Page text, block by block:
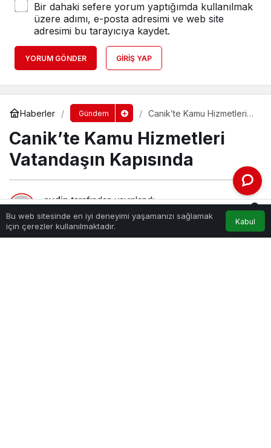
Bir dahaki sefere yorum yaptığımda kullanılmak
üzere adımı, e-posta adresimi ve web site
adresimi bu tarayıcıya kaydet.
YORUM GÖNDER GIRIŞ YAP
Haberler Gündem
Canik’te Kamu Hizmetleri
Canik’te Kamu Hizmetleri
Vatandaşın Kapısında
aydintarafından yayınlandı
30 Ocak 2024, 00:00 yayınlandı
189
Bu web sitesinde en iyi deneyimi yaşamanızı sağlamak
için çerezler kullanılmaktadır.
Kabul
Anasayfa Akış Bildirimler